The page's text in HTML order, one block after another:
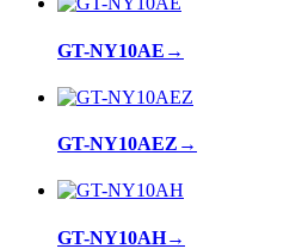
GT-NY10AE →
GT-NY10AEZ →
GT-NY10AH→